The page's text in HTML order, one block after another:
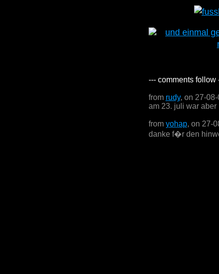
--- comments follow
from rudy, on 27-
am 23. juli war aber
from yohap, on 27-
danke f�r den